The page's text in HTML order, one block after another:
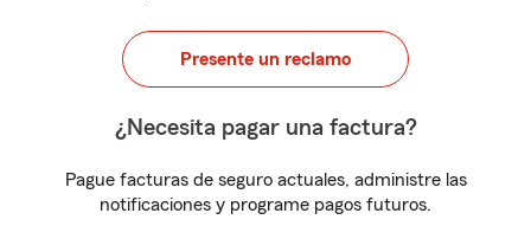
Presente un reclamo
¿Necesita pagar una factura?
Pague facturas de seguro actuales, administre las
notificaciones y programe pagos futuros.